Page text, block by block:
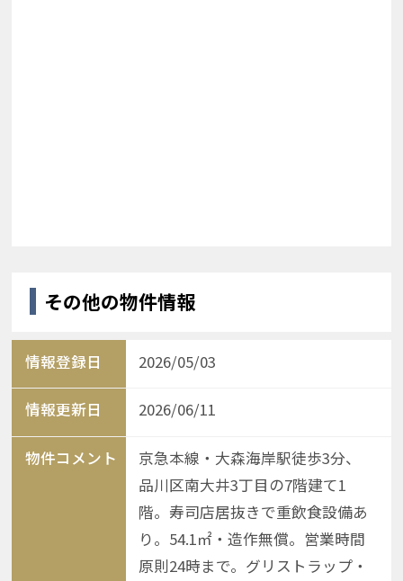
その他の物件情報
情報登録日 2026/05/03
情報更新日 2026/06/11
物件コメント
京急本線・大森海岸駅徒歩3分、
品川区南大井3丁目の7階建て1
階。寿司店居抜きで重飲食設備あ
り。54.1㎡・造作無償。営業時間
原則24時まで。グリストラップ・